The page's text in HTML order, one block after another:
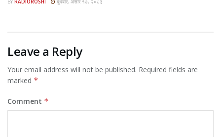
Leave a Reply
Your email address will not be published. Required fields are
marked *
Comment *